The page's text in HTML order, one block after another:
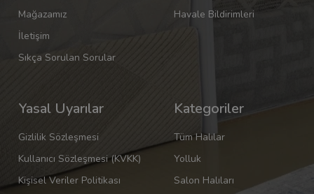
Mağazamız
İletişim
Sıkça Sorulan Sorular
Havale Bildirimleri
Yasal Uyarılar
Gizlilik Sözleşmesi
Kullanıcı Sözleşmesi (KVKK)
Kişisel Veriler Politikası
Kategoriler
Tüm Halılar
Yolluk
Salon Halıları